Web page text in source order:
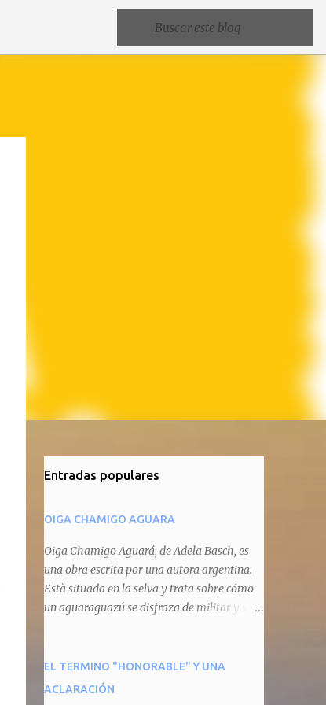
Entradas populares
OIGA CHAMIGO AGUARA
Oiga Chamigo Aguará, de Adela Basch, es
una obra escrita por una autora argentina.
Està situada en la selva y trata sobre cómo
un aguaraguazú se disfraza de militar y se
animal que pretenda circular por ahí. En
primera instancia aparece Teteu, el tero,
EL TERMINO "HONORABLE" Y UNA
ACLARACIÓN